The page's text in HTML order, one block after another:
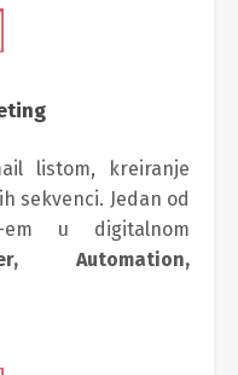
listom, kreiranje
sekvenci. Jedan od
u digitalnom
Automation,